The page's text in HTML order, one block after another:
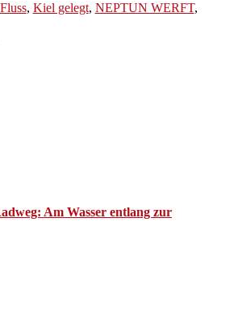
Fluss, Kiel gelegt, NEPTUN WERFT,
Am Wasser entlang zur